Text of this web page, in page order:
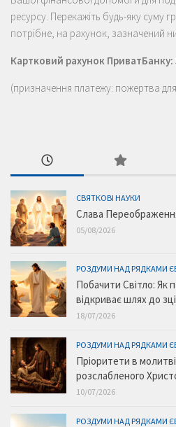
ресурсу. Перекажіть будь-яку суму
потрібне, на рахунок, зазначений
Картковий рахунок
(призначення платежу: пожертва
СВЯТКОВІ НАУКИ
Слава
05/08/2026
РОЗДУМИ НАД РЯДКАМИ
Побачити Світло: Як
відкриває шлях до
18/07/2026
РОЗДУМИ НАД РЯДКАМИ
Пріоритети в
розслабленого
10/07/2026
РОЗДУМИ НАД РЯДКАМИ